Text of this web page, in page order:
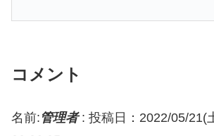
コメント
名前: 管理者: 投稿日：2022/05/21(